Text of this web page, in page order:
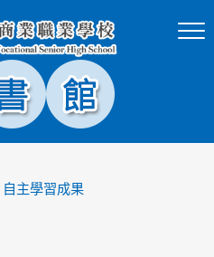
自主學習成果